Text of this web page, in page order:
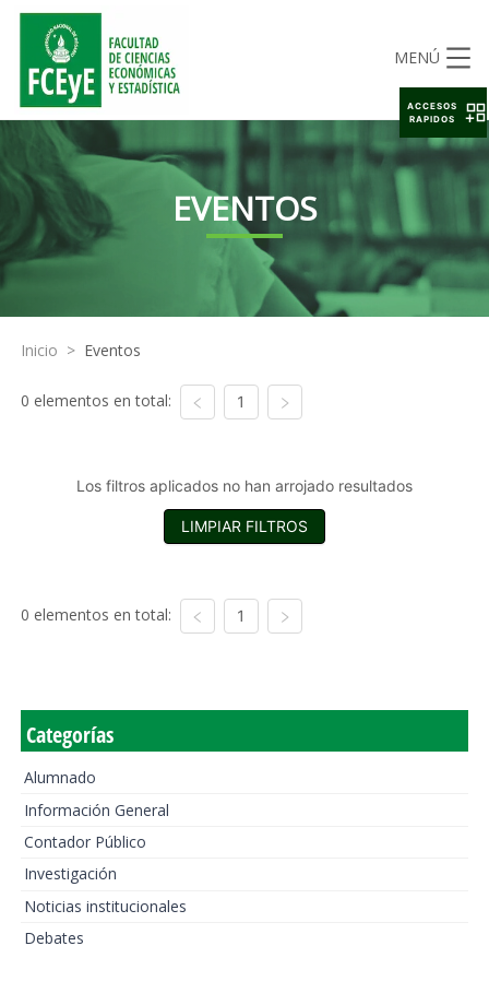
MENÚ
EVENTOS
Inicio > Eventos
0 elementos en total: 1
Los filtros aplicados no han arrojado resultados
LIMPIAR FILTROS
0 elementos en total: 1
Categorías
Alumnado
Información General
Contador Público
Investigación
Noticias institucionales
Debates
ACCESOS
RAPIDOS